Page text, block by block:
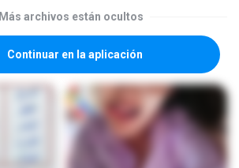
Más archivos están ocultos
Continuar en la aplicación